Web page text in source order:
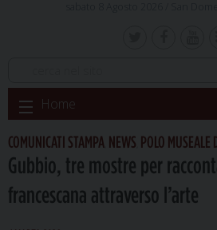
Skip
to
content
Home
COMUNICATI STAMPA NEWS POLO MUSEALE
Gubbio, tre mostre per
francescana attraverso l’arte